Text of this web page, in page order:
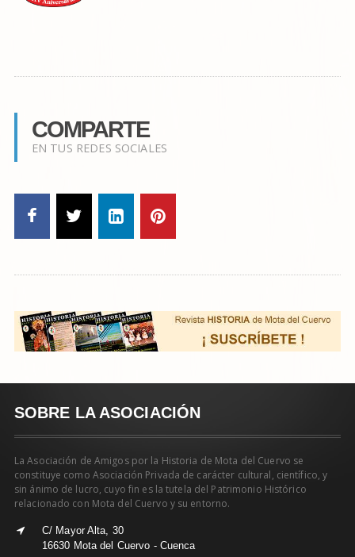
COMPARTE
EN TUS REDES SOCIALES
SOBRE LA ASOCIACIÓN
La Asociación de Amigos por la Historia de Mota del Cuervo se
constituye como Asociación Privada de carácter cultural, científico, y
sin ánimo de lucro, cuyo fin es la tutela del Patrimonio Histórico
relacionado con Mota del Cuervo y su entorno.
C/ Mayor Alta, 30
16630 Mota del Cuervo - Cuenca